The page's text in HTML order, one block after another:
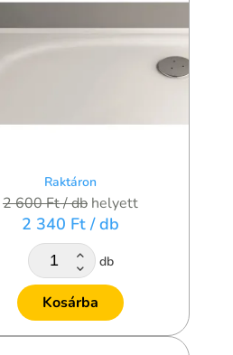
Raktáron
2 600 Ft/ db helyett
2 340 Ft / db
db
Kosárba